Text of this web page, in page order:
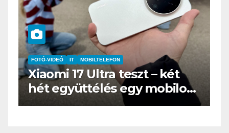
IT MŰSZAKI
BOOX Go 10.3 teszt – Amikor
az e-book olvasó felnő, és
öltönyt húz